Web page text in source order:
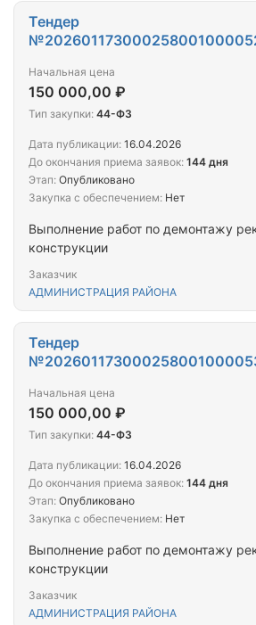
Выполнение работ по демонтажу
конструкции
Заказчик
АДМИНИСТРАЦИЯ РАЙОНА
Тендер
Начальная цена
150 000,00 ₽
Тип закупки: 44-ФЗ
Дата публикации: 16.04.2026
До окончания приема заявок: 144 дня
Этап: Опубликовано
Закупка с обеспечением: Нет
Выполнение работ по демонтажу
конструкции
Заказчик
АДМИНИСТРАЦИЯ РАЙОНА
Тендер
Начальная цена
150 000,00 ₽
Тип закупки: 44-ФЗ
Дата публикации: 16.04.2026
До окончания приема заявок: 144 дня
Этап: Опубликовано
Закупка с обеспечением: Нет